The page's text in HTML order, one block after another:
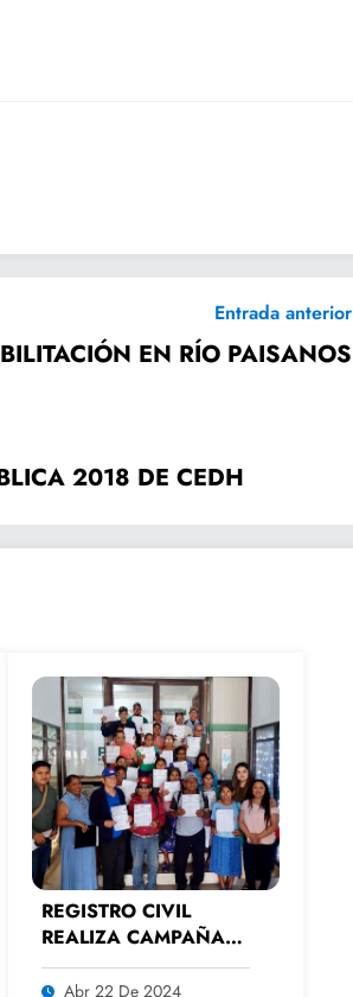
Entrada anterior
EN RÍO PAISANOS
2018 DE CEDH
REGISTRO CIVIL
REALIZA CAMPAÑA
PERMANENTE DE
ATENCIÓN A
Abr 22 De 2024